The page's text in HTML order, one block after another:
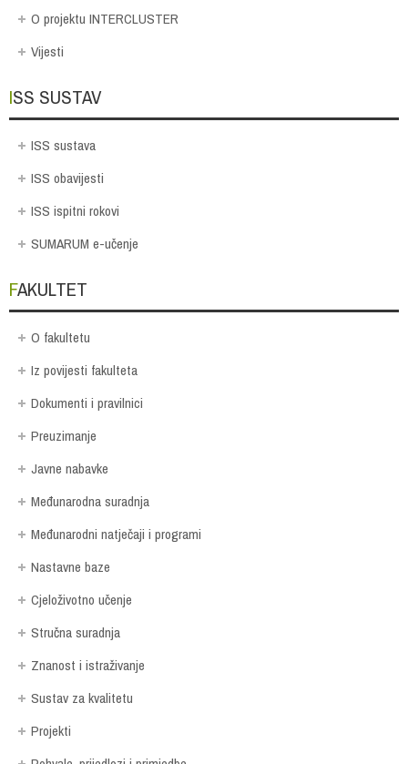
O projektu INTERCLUSTER
Vijesti
ISS SUSTAV
ISS sustava
ISS obavijesti
ISS ispitni rokovi
SUMARUM e-učenje
FAKULTET
O fakultetu
Iz povijesti fakulteta
Dokumenti i pravilnici
Preuzimanje
Javne nabavke
Međunarodna suradnja
Međunarodni natječaji i programi
Nastavne baze
Cjeloživotno učenje
Stručna suradnja
Znanost i istraživanje
Sustav za kvalitetu
Projekti